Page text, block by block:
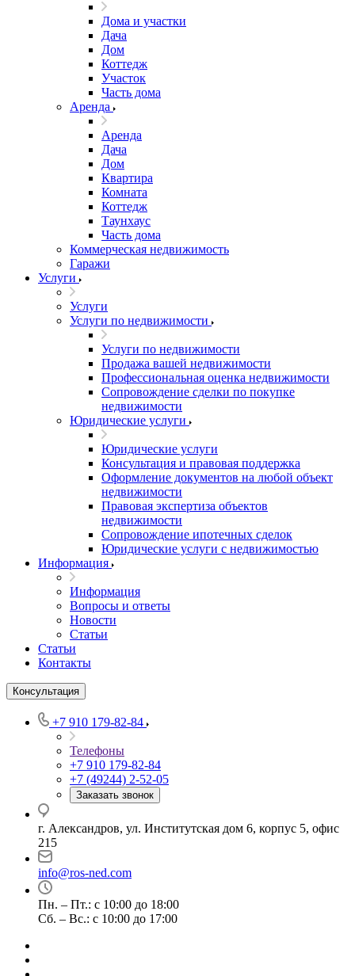
Дома и участки
Дача
Дом
Коттедж
Участок
Часть дома
Аренда
Аренда
Дача
Дом
Квартира
Комната
Коттедж
Таунхаус
Часть дома
Коммерческая недвижимость
Гаражи
Услуги
Услуги
Услуги по недвижимости
Услуги по недвижимости
Продажа вашей недвижимости
Профессиональная оценка недвижимости
Сопровождение сделки по покупке
недвижимости
Юридические услуги
Юридические услуги
Консультация и правовая поддержка
Оформление документов на любой объект
недвижимости
Правовая экспертиза объектов
недвижимости
Сопровождение ипотечных сделок
Юридические услуги с недвижимостью
Информация
Информация
Вопросы и ответы
Новости
Статьи
Статьи
Контакты
Консультация
+7 910 179-82-84
Телефоны
+7 910 179-82-84
+7 (49244) 2-52-05
Заказать звонок
г. Александров, ул. Институтская дом 6, корпус 5, офис
215
info@ros-ned.com
Пн. – Пт.: с 10:00 до 18:00
Сб. – Вс.: с 10:00 до 17:00